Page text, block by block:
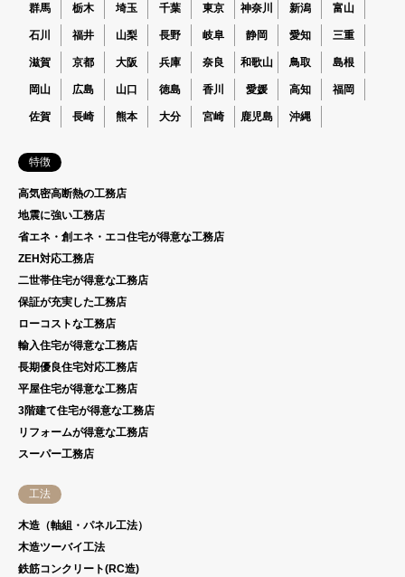
群馬 栃木 埼玉 千葉 東京 神奈川 新潟 富山
石川 福井 山梨 長野 岐阜 静岡 愛知 三重
滋賀 京都 大阪 兵庫 奈良 和歌山 鳥取 島根
岡山 広島 山口 徳島 香川 愛媛 高知 福岡
佐賀 長崎 熊本 大分 宮崎 鹿児島 沖縄
特徴
高気密高断熱の工務店
地震に強い工務店
省エネ・創エネ・エコ住宅が得意な工務店
ZEH対応工務店
二世帯住宅が得意な工務店
保証が充実した工務店
ローコストな工務店
輸入住宅が得意な工務店
長期優良住宅対応工務店
平屋住宅が得意な工務店
3階建て住宅が得意な工務店
リフォームが得意な工務店
スーパー工務店
工法
木造（軸組・パネル工法）
木造ツーバイ工法
鉄筋コンクリート(RC造)